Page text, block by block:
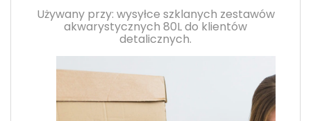
Używany przy: wysyłce szklanych zestawów
akwarystycznych 80L do klientów
detalicznych.